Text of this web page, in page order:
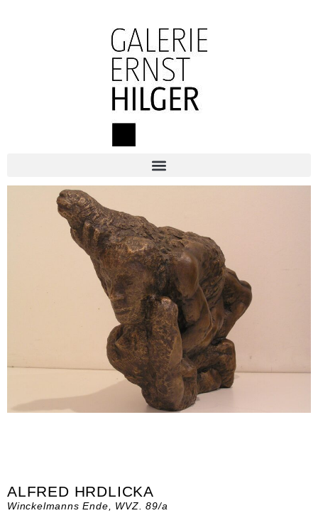
ALFRED HRDLICKA
Winckelmanns Ende, WVZ. 89/a